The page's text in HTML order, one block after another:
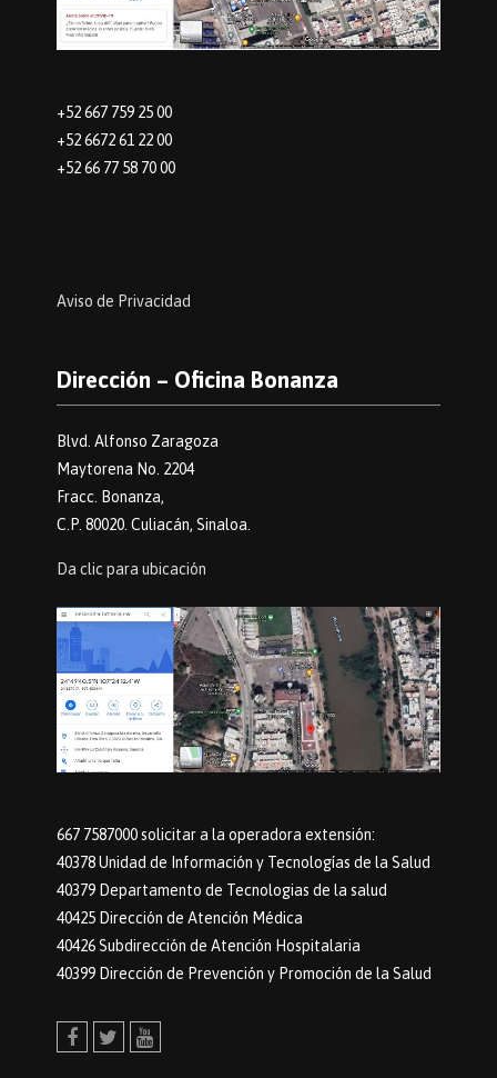
+52 667 759 25 00
+52 6672 61 22 00
+52 66 77 58 70 00
Aviso de Privacidad
Dirección – Oficina Bonanza
Blvd. Alfonso Zaragoza
Maytorena No. 2204
Fracc. Bonanza,
C.P. 80020. Culiacán, Sinaloa.
Da clic para ubicación
667 7587000 solicitar a la operadora extensión:
40378 Unidad de Información y Tecnologías de la Salud
40379 Departamento de Tecnologias de la salud
40425 Dirección de Atención Médica
40426 Subdirección de Atención Hospitalaria
40399 Dirección de Prevención y Promoción de la Salud